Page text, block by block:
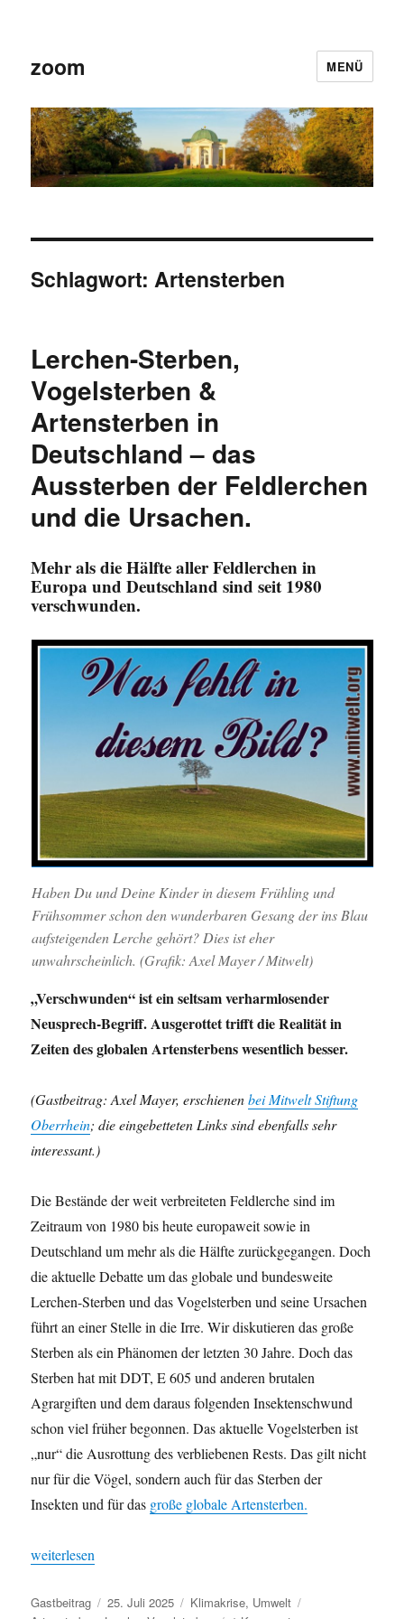
zoom MENÜ
Schlagwort:Artensterben
Lerchen-Sterben,
Vogelsterben &
Artensterben in
Deutschland – das
Aussterben der Feldlerchen
und die Ursachen.
Mehr als die Hälfte aller Feldlerchen in
Europa und Deutschland sind seit 1980
verschwunden.
Haben Du und Deine Kinder in diesem Frühling und
Frühsommer schon den wunderbaren Gesang der ins Blau
aufsteigenden Lerche gehört? Dies ist eher
unwahrscheinlich. (Grafik:Axel Mayer/ Mitwelt)
„Verschwunden“ ist ein seltsam verharmlosender
Neusprech-Begriff. Ausgerottet trifft die Realität in
Zeiten des globalen Artensterbens wesentlich besser.
(Gastbeitrag: Axel Mayer, erschienenbei Mitwelt Stiftung
Oberrhein; die eingebetteten Links sind ebenfalls sehr
interessant.)
Die Bestände der weit verbreiteten Feldlerche sind im
Zeitraum von 1980 bis heute europaweit sowie in
Deutschland um mehr als die Hälfte zurückgegangen. Doch
die aktuelle Debatte um das globale und bundesweite
Lerchen-Sterben und das Vogelsterben und seine Ursachen
führt an einer Stelle in die Irre. Wir diskutieren das große
Sterben als ein Phänomen der letzten 30 Jahre. Doch das
Sterben hat mit DDT, E 605 und anderen brutalen
Agrargiften und dem daraus folgenden Insektenschwund
schon viel früher begonnen. Das aktuelle Vogelsterben ist
„nur“ die Ausrottung des verbliebenen Rests. Das gilt nicht
nur für die Vögel, sondern auch für das Sterben der
Insekten und für das große globale Artensterben.
„Lerchen-Sterben, Vogelsterben & Artensterben in Deutschland
weiterlesen
Autor
Gastbeitrag
Veröffentlicht
25. Juli 2025 Kategorien
Klimakrise, Umwelt